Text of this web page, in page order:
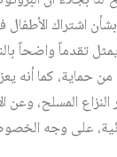
اشتراك الأطفال
لسنة 2000، يمثل تقدماً
حماية، كما أنه
المسلح، وعن
على وجه